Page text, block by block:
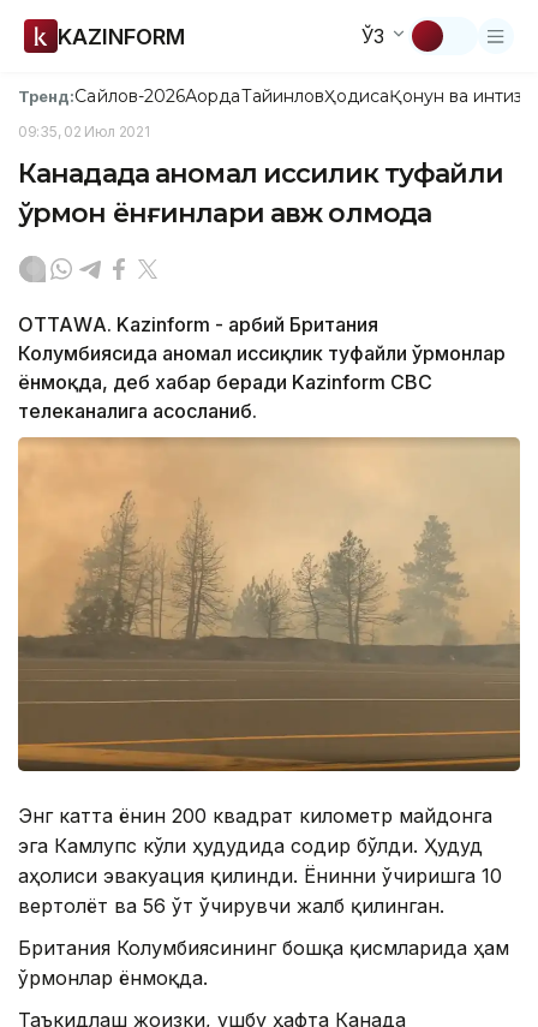
KAZINFORM ЎЗ
Тренд:Сайлов-2026АқордаТайинловҲодисаҚонун ва
09:35, 02 Июл 2021
Канадада аномал иссиқлик туфайли
ўрмон ёнғинлари авж олмоқда
ОТТАWА. Kazinform - Ғарбий Британия
Колумбиясида аномал иссиқлик туфайли ўрмонлар
ёнмоқда, деб хабар беради Kazinform CBC
телеканалига асосланиб.
Энг катта ёнғин 200 квадрат километр майдонга
эга Камлупс кўли ҳудудида содир бўлди. Ҳудуд
аҳолиси эвакуация қилинди. Ёнғинни ўчиришга 10
вертолёт ва 56 ўт ўчирувчи жалб қилинган.
Британия Колумбиясининг бошқа қисмларида ҳам
ўрмонлар ёнмоқда.
Таъкидлаш жоизки, ушбу ҳафта Канада